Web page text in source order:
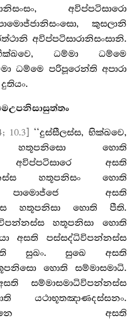
අවිප්පටිසාරො
කුසලානි
අවිප්පටිසාරානිසංසානි.
ධම්මා ධම්මෙ
ධම්මෙ පරිපූරෙන්ති අපාරා
10.3]
‘‘දුස්සීලස්ස, භික්ඛවෙ,
හතූපනිසො හොති
අවිප්පටිසාරෙ අසති
හතූපනිසං හොති
පාමොජ්ජෙ අසති
හතූපනිසා හොති පීති.
හතූපනිසා හොති
අසති පස්සද්ධිවිපන්නස්ස
සුඛං. සුඛෙ අසති
හොති සම්මාසමාධි.
සම්මාසමාධිවිපන්නස්ස
යථාභූතඤාණදස්සනං.
අසති